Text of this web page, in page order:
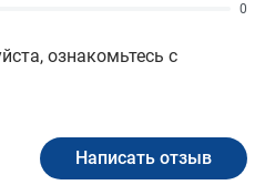
0
ознакомьтесь с